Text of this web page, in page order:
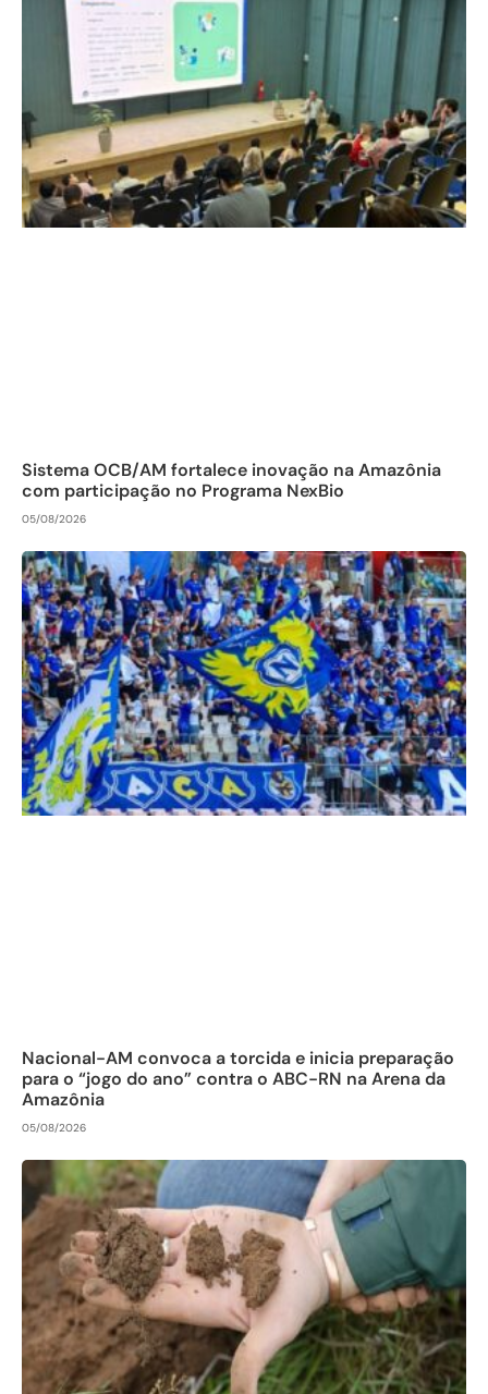
Sistema OCB/AM fortalece inovação na Amazônia
com participação no Programa NexBio
05/08/2026
Nacional-AM convoca a torcida e inicia preparação
para o “jogo do ano” contra o ABC-RN na Arena da
Amazônia
05/08/2026